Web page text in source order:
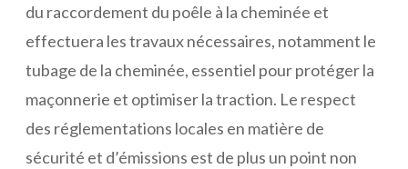
du raccordement du poêle à la cheminée et
effectuera les travaux nécessaires, notamment le
tubage de la cheminée, essentiel pour protéger la
maçonnerie et optimiser la traction. Le respect
des réglementations locales en matière de
sécurité et d’émissions est de plus un point non